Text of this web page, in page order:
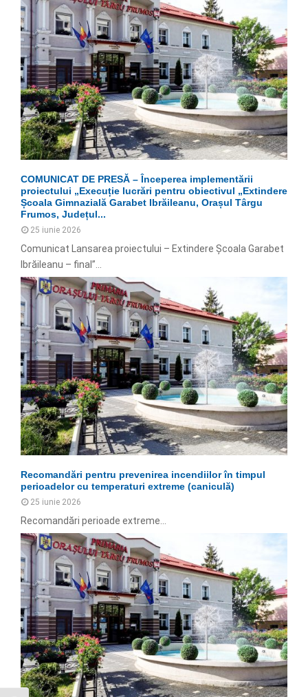
COMUNICAT DE PRESĂ – Începerea implementării
proiectului „Execuție lucrări pentru obiectivul „Extindere
Școala Gimnazială Garabet Ibrăileanu, Orașul Târgu
Frumos, Județul...
25 iunie 2026
Comunicat Lansarea proiectului – Extindere Școala Garabet
Ibrăileanu – final”...
Recomandări pentru prevenirea incendiilor în timpul
perioadelor cu temperaturi extreme (caniculă)
25 iunie 2026
Recomandări perioade extreme...